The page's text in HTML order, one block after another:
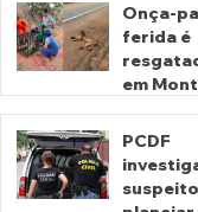
Onça-
ferida é
em
Goiás
há 7 horas
PCDF